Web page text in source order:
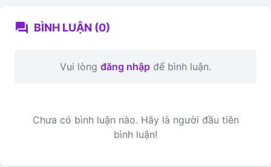
forum BÌNH LUẬN (0)
Vui lòng đăng nhập để bình luận.
Chưa có bình luận nào. Hãy là người đầu tiên
bình luận!